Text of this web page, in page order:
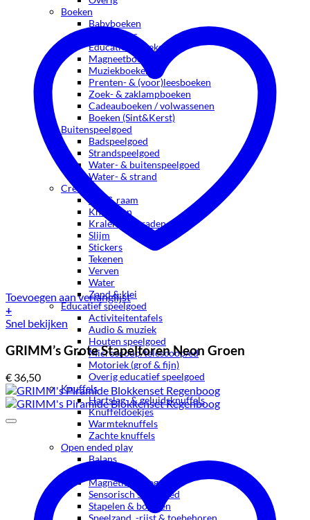
Boeken
Babyboeken
Badboekjes
Educatieve boeken
Magneetboeken
Muziekboeken
Prenten- & (voor)leesboeken
Zoek- & zaklampboeken
Cadeauboeken / volwassenen
Boeken (Sint&Kerst)
Buitenspeelgoed
Badspeelgoed
Strandspeelgoed
Water- & buitenspeelgoed
Water- & strand
Creatief
Bad & raam
Knutselen
Kralen & Sieraden
Slijm
Stickers
Tekenen
Verven
Water
Zand & klei
Educatief speelgoed
Activiteitentafels
Audio & muziek
Houten speelgoed
Microscoop/telescoop/ed
Motoriek (grof & fijn)
Overig educatief speelgoed
Knuffels
Hartslag- & geluidsknuffels
Knuffeldoekjes
Warmteknuffels
Zachte knuffels
Open ended play
Balans
Loose parts
Magnetische tegels
Sensorisch speelgoed
Stapelen & bouwen
Speelzand, -rijst & toebehoren
Toevoegen aan verlanglijst
+
Snel bekijken
GRIMM’s Grote Stapeltoren Neon Groen
€ 36,50